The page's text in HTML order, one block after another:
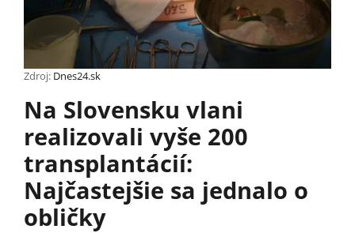
Zdroj: Dnes24.sk
Na Slovensku vlani
realizovali vyše 200
transplantácií:
Najčastejšie sa jednalo o
obličky